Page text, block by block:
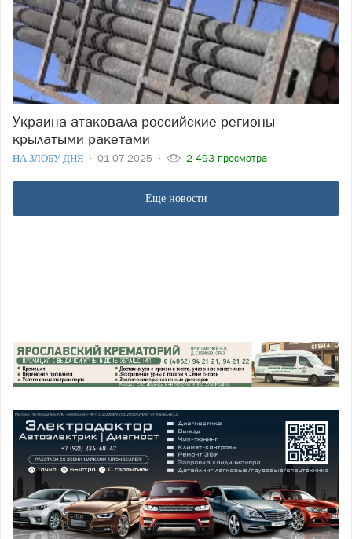
Украина атаковала российские регионы
крылатыми ракетами
НА ЗЛОБУ ДНЯ 01-07-2025 2 493 просмотра
Еще новости